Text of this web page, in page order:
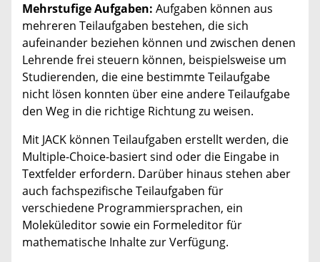
Mehrstufige Aufgaben: Aufgaben können aus
mehreren Teilaufgaben bestehen, die sich
aufeinander beziehen können und zwischen denen
Lehrende frei steuern können, beispielsweise um
Studierenden, die eine bestimmte Teilaufgabe
nicht lösen konnten über eine andere Teilaufgabe
den Weg in die richtige Richtung zu weisen.
Mit JACK können Teilaufgaben erstellt werden, die
Multiple-Choice-basiert sind oder die Eingabe in
Textfelder erfordern. Darüber hinaus stehen aber
auch fachspezifische Teilaufgaben für
verschiedene Programmiersprachen, ein
Moleküleditor sowie ein Formeleditor für
mathematische Inhalte zur Verfügung.